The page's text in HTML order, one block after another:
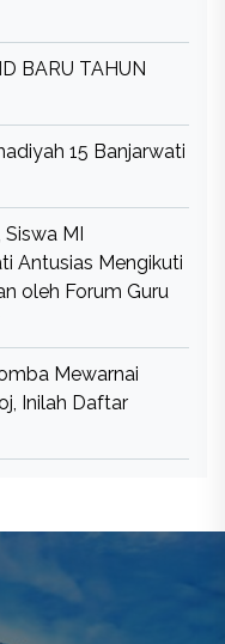
BARU TAHUN
15 Banjarwati
MI
Antusias Mengikuti
oleh Forum Guru
Mewarnai
Inilah Daftar